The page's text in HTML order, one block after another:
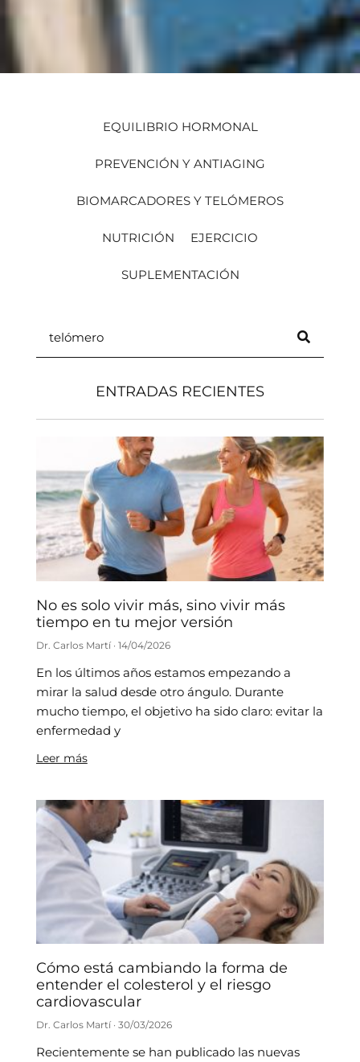
EQUILIBRIO HORMONAL
PREVENCIÓN Y ANTIAGING
BIOMARCADORES Y TELÓMEROS
NUTRICIÓN EJERCICIO
SUPLEMENTACIÓN
ENTRADAS RECIENTES
No es solo vivir más, sino vivir más
tiempo en tu mejor versión
Dr. Carlos Martí 14/04/2026
En los últimos años estamos empezando a
mirar la salud desde otro ángulo. Durante
mucho tiempo, el objetivo ha sido claro: evitar la
enfermedad y
Leer más
Cómo está cambiando la forma de
entender el colesterol y el riesgo
cardiovascular
Dr. Carlos Martí 30/03/2026
Recientemente se han publicado las nuevas